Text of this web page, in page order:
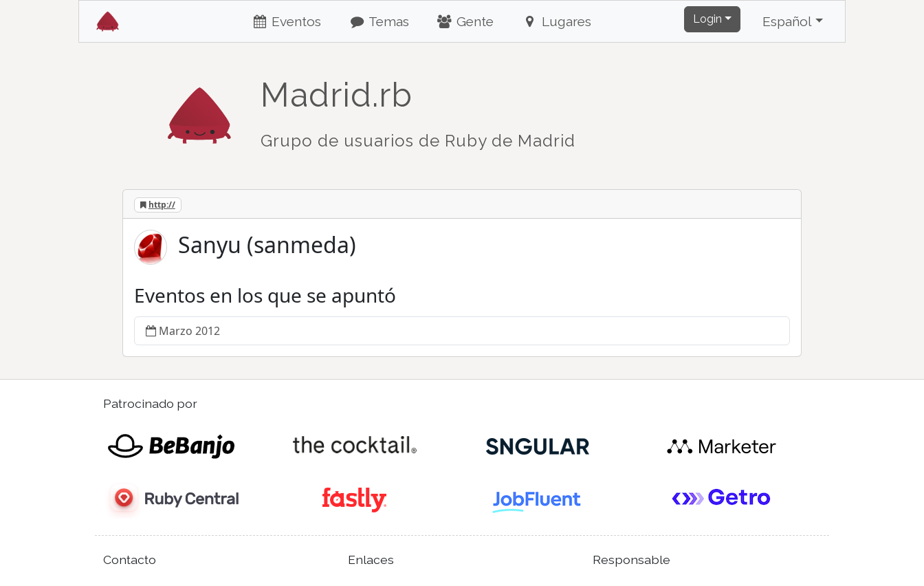
Eventos Temas Gente Lugares Login Español
Madrid.rb
Grupo de usuarios de Ruby de Madrid
http://
Sanyu (sanmeda)
Eventos en los que se apuntó
Marzo 2012
Patrocinado por
Contacto Enlaces Responsable